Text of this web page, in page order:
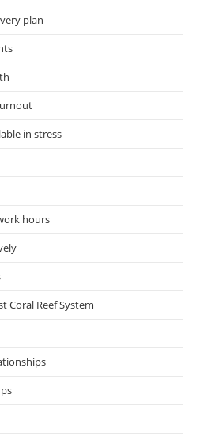
plan
in stress
hours
Coral Reef System